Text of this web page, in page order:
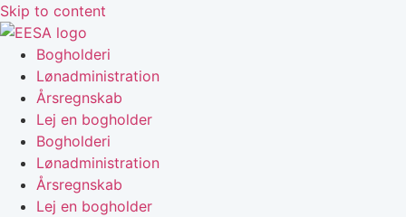
Skip to content
Bogholderi
Lønadministration
Årsregnskab
Lej en bogholder
Bogholderi
Lønadministration
Årsregnskab
Lej en bogholder